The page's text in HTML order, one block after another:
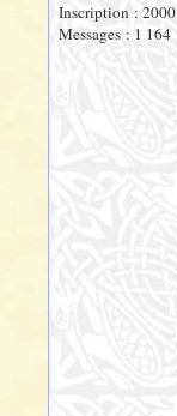
Inscription : 2000
Messages : 1 164